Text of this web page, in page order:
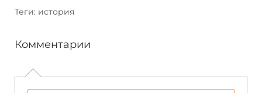
Теги: история
Комментарии